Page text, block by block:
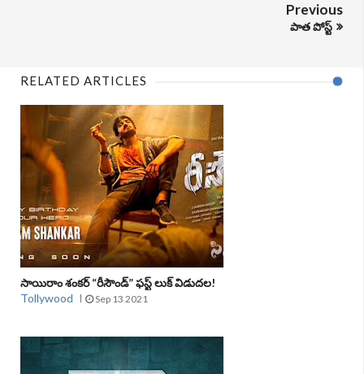
Previous
పాత పోస్ట్
RELATED ARTICLES
సాయిరాం శంకర్ “రీసౌండ్” ఫస్ట్ లుక్ విడుదల!
Tollywood
Sep 13 2021